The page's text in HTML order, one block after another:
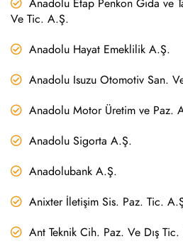
Anadolu Etap Penkon Gıda ve
Ve Tic. A.Ş.
Anadolu Hayat Emeklilik A.Ş.
Anadolu Isuzu Otomotiv San.
Anadolu Motor Üretim ve Paz.
Anadolu Sigorta A.Ş.
Anadolubank A.Ş.
Anixter İletişim Sis. Paz. Tic.
Ant Teknik Cih. Paz. Ve Dış